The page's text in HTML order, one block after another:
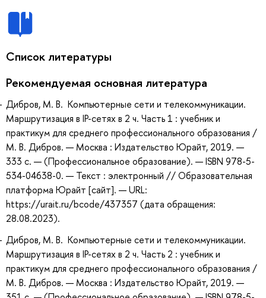
Список литературы
Рекомендуемая основная литература
Дибров, М. В. Компьютерные сети и телекоммуникации.
Маршрутизация в IP-сетях в 2 ч. Часть 1 : учебник и
практикум для среднего профессионального образования /
М. В. Дибров. — Москва : Издательство Юрайт, 2019. —
333 с. — (Профессиональное образование). — ISBN 978-5-
534-04638-0. — Текст : электронный // Образовательная
платформа Юрайт [сайт]. — URL:
https://urait.ru/bcode/437357 (дата обращения:
28.08.2023).
Дибров, М. В. Компьютерные сети и телекоммуникации.
Маршрутизация в IP-сетях в 2 ч. Часть 2 : учебник и
практикум для среднего профессионального образования /
М. В. Дибров. — Москва : Издательство Юрайт, 2019. —